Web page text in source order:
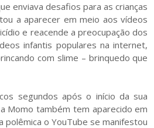
enviava desafios para as crianças
a aparecer em meio aos vídeos
e reacende a preocupação dos
infantis populares na internet,
com slime – brinquedo que
segundos após o início da sua
Momo também tem aparecido em
polêmica o YouTube se manifestou